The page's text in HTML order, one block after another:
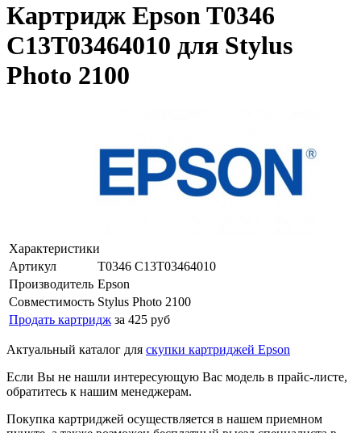
Картридж Epson T0346
С13T03464010 для Stylus
Photo 2100
Характеристики
Артикул
T0346 С13T03464010
Производитель Epson
Совместимость Stylus Photo 2100
Продать картридж за 425 руб
Актуальный каталог для скупки картриджей Epson
Если Вы не нашли интересующую Вас модель в прайс-листе,
обратитесь к нашим менеджерам.
Покупка картриджей осуществляется в нашем приемном